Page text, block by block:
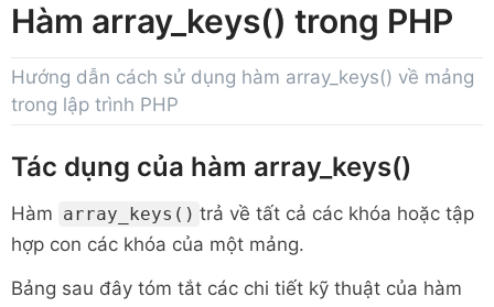
Hàm array_keys() trong PHP
Hướng dẫn cách sử dụng hàm array_keys() về mảng
trong lập trình PHP
Tác dụng của hàm array_keys()
Hàm array_keys() trả về tất cả các khóa hoặc tập
hợp con các khóa của một mảng.
Bảng sau đây tóm tắt các chi tiết kỹ thuật của hàm